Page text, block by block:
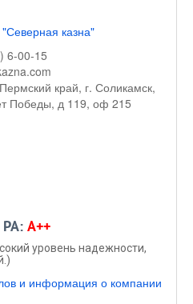
казна"
6-00-15
край, г. Соликамск,
Победы, д 119, оф 215
РА: A++
уровень надежности,
и информация о компании